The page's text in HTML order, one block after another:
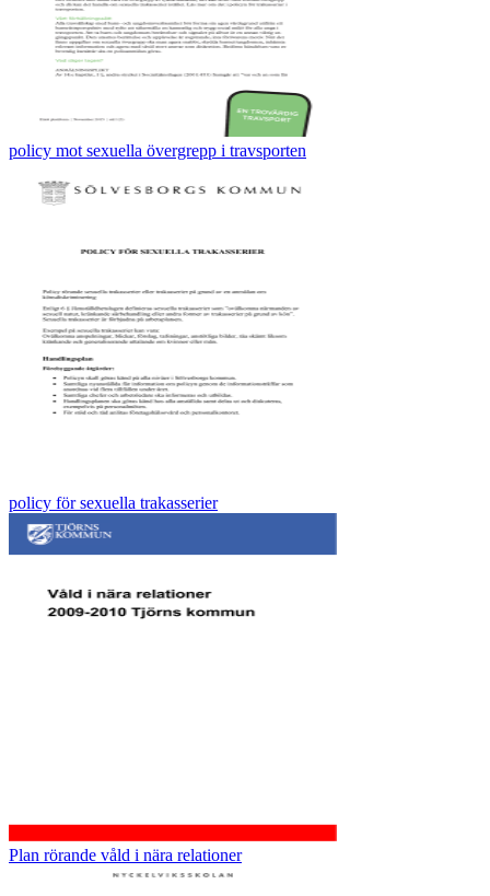
policy mot sexuella övergrepp i travsporten
policy för sexuella trakasserier
Plan rörande våld i nära relationer